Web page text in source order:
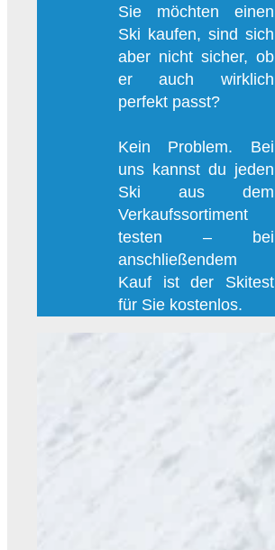
Sie möchten einen
Ski kaufen, sind sich
aber nicht sicher, ob
er auch wirklich
perfekt passt?
Kein Problem. Bei
uns kannst du jeden
Ski aus dem
Verkaufssortiment
testen – bei
anschließendem
Kauf ist der Skitest
für Sie kostenlos.